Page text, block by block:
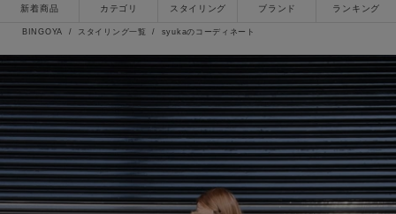
新着商品 カテゴリ スタイリング ブランド ランキング
詳細検索
BINGOYA スタイリング一覧 syukaのコーディネート